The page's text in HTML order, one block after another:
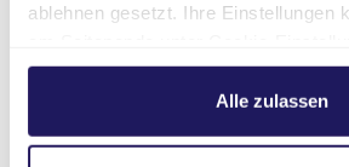
ablehnen gesetzt. Ihre Einstellungen
Weitere Informationen hierzu finden
.Alle zulassen
Das Martin Luther Krankenhaus
und Krankenpflege. Diese
Ausbildungsstätte des